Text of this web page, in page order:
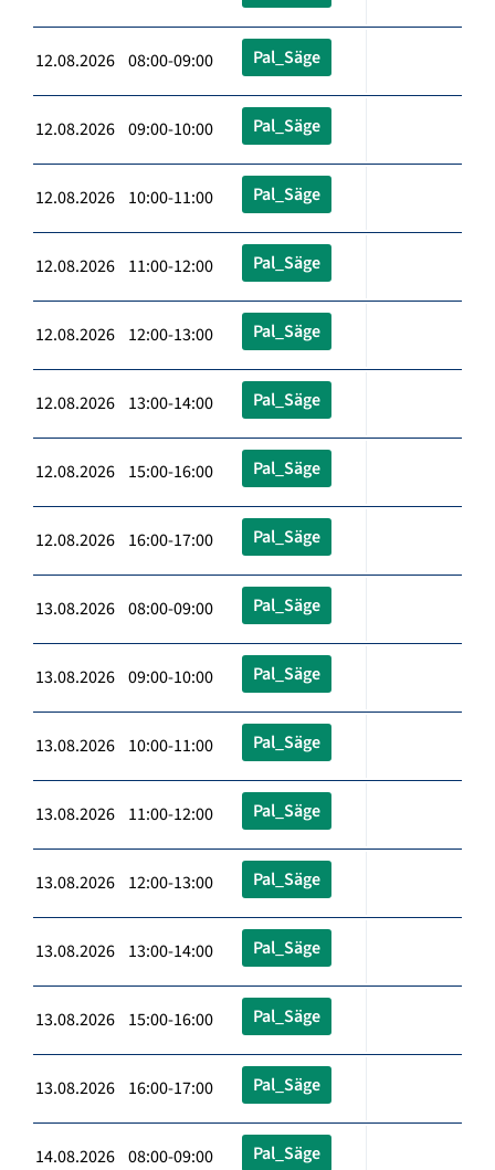
12.08.2026 08:00-09:00 Pal_Säge
12.08.2026 09:00-10:00 Pal_Säge
12.08.2026 10:00-11:00 Pal_Säge
12.08.2026 11:00-12:00 Pal_Säge
12.08.2026 12:00-13:00 Pal_Säge
12.08.2026 13:00-14:00 Pal_Säge
12.08.2026 15:00-16:00 Pal_Säge
12.08.2026 16:00-17:00 Pal_Säge
13.08.2026 08:00-09:00 Pal_Säge
13.08.2026 09:00-10:00 Pal_Säge
13.08.2026 10:00-11:00 Pal_Säge
13.08.2026 11:00-12:00 Pal_Säge
13.08.2026 12:00-13:00 Pal_Säge
13.08.2026 13:00-14:00 Pal_Säge
13.08.2026 15:00-16:00 Pal_Säge
13.08.2026 16:00-17:00 Pal_Säge
14.08.2026 08:00-09:00 Pal_Säge